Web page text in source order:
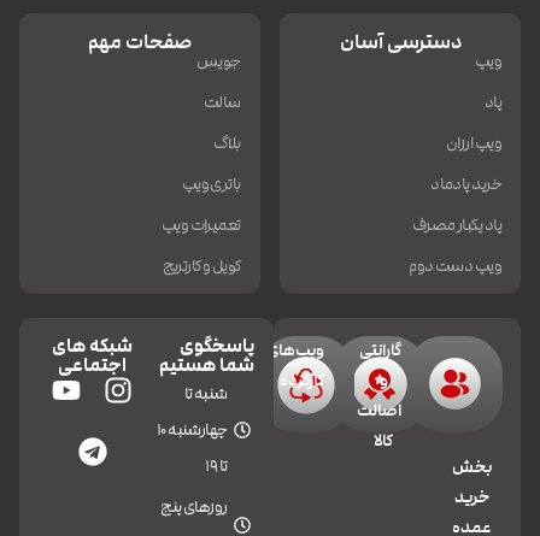
دسترسی آسان
ویپ
پاد
ویپ ارزان
خرید پادماد
پاد یکبار مصرف
ویپ دست دوم
صفحات مهم
جویس
سالت
بلاگ
باتری ویپ
تعمیرات ویپ
کویل و کارتریج
بخش
خرید
عمده
گارانتی
و
اصالت
کالا
ویپ‌های
کارکرده
پاسخگوی
شما هستیم
شنبه تا
چهارشنبه 10
تا 19
روزهای پنج
شبکه های
اجتماعی